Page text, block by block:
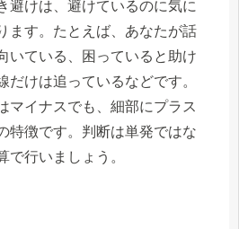
避けは、避けているのに気に
ます。たとえば、あなたが話
いている、困っていると助け
だけは追っているなどです。
マイナスでも、細部にプラス
特徴です。判断は単発ではな
で行いましょう。